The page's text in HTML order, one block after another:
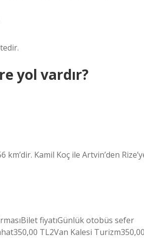
yol vardır?
Kamil Koç ile Artvin’den
fiyatıGünlük otobüs sefer
TL2Van Kalesi Turizm350,00